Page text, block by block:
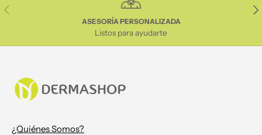
Anterior
ASESORÍA PERSONALIZADA
Listos para ayudarte
¿Quiénes Somos?